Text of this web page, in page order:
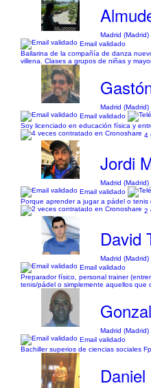
Madrid
Email validado
Bailarina de la compañía de danza
villena. Clases a grupos de niñas y
Madrid
Email validado
Soy licenciado en educación física y
4
Jordi
Madrid
Email validado
Porque aprender a jugar a pádel o
2
David
Madrid
Email validado
Preparador físico, personal trainer
tenis/pádel o simplemente aquellos que
Madrid
Email validado
Bachiller superios de ciencias sociales